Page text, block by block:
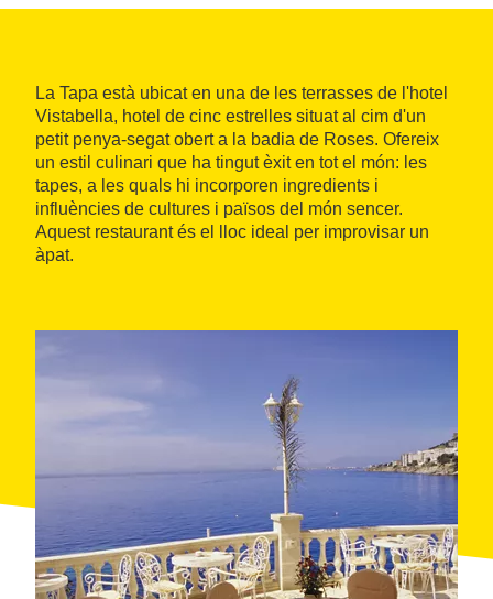
La Tapa està ubicat en una de les terrasses de l'hotel
Vistabella, hotel de cinc estrelles situat al cim d'un
petit penya-segat obert a la badia de Roses. Ofereix
un estil culinari que ha tingut èxit en tot el món: les
tapes, a les quals hi incorporen ingredients i
influències de cultures i països del món sencer.
Aquest restaurant és el lloc ideal per improvisar un
àpat.